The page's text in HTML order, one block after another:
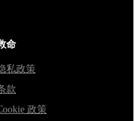
命
私政策
款
政策